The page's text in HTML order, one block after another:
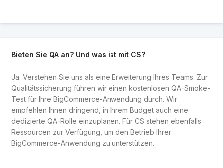
Bieten Sie QA an? Und was ist mit CS?
Ja. Verstehen Sie uns als eine Erweiterung Ihres Teams. Zur
Qualitätssicherung führen wir einen kostenlosen QA-Smoke-
Test für Ihre BigCommerce-Anwendung durch. Wir
empfehlen Ihnen dringend, in Ihrem Budget auch eine
dedizierte QA-Rolle einzuplanen. Für CS stehen ebenfalls
Ressourcen zur Verfügung, um den Betrieb Ihrer
BigCommerce-Anwendung zu unterstützen.